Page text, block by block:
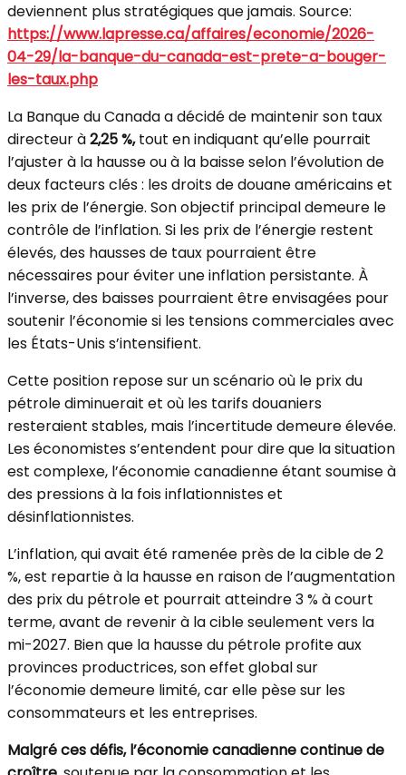
deviennent plus stratégiques que jamais. Source:
https://www.lapresse.ca/affaires/economie/2026-
04-29/la-banque-du-canada-est-prete-a-bouger-
les-taux.php
La Banque du Canada a décidé de maintenir son taux
directeur à2,25 %,tout en indiquant qu’elle pourrait
l’ajuster à la hausse ou à la baisse selon l’évolution de
deux facteurs clés : les droits de douane américains et
les prix de l’énergie. Son objectif principal demeure le
contrôle de l’inflation. Si les prix de l’énergie restent
élevés, des hausses de taux pourraient être
nécessaires pour éviter une inflation persistante. À
l’inverse, des baisses pourraient être envisagées pour
soutenir l’économie si les tensions commerciales avec
les États-Unis s’intensifient.
Cette position repose sur un scénario où le prix du
pétrole diminuerait et où les tarifs douaniers
resteraient stables, mais l’incertitude demeure élevée.
Les économistes s’entendent pour dire que la situation
est complexe, l’économie canadienne étant soumise à
des pressions à la fois inflationnistes et
désinflationnistes.
L’inflation, qui avait été ramenée près de la cible de 2
%, est repartie à la hausse en raison de l’augmentation
des prix du pétrole et pourrait atteindre 3 % à court
terme, avant de revenir à la cible seulement vers la
mi-2027. Bien que la hausse du pétrole profite aux
provinces productrices, son effet global sur
l’économie demeure limité, car elle pèse sur les
consommateurs et les entreprises.
Malgré ces défis, l’économie canadienne continue de